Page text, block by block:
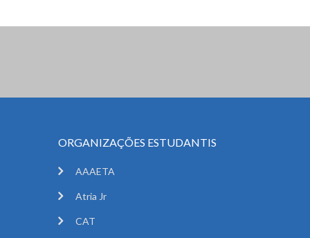
ORGANIZAÇÕES ESTUDANTIS
AAAETA
Atria Jr
CAT